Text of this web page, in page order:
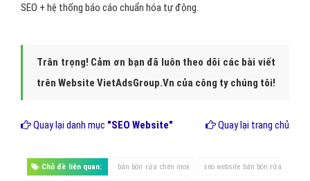
SEO + hệ thống báo cáo chuẩn hóa tự động.
Trân trọng! Cảm ơn bạn đã luôn theo dõi các bài viết
trên Website VietAdsGroup.Vn của công ty chúng tôi!
Quay lại danh mục "SEO Website" Quay lại trang chủ
Chủ đề liên quan: bán bồn rửa chén inox seo website bán bồn rửa